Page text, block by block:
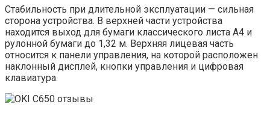
Стабильность при длительной эксплуатации — сильная
сторона устройства. В верхней части устройства
находится выход для бумаги классического листа А4 и
рулонной бумаги до 1,32 м. Верхняя лицевая часть
относится к панели управления, на которой расположен
наклонный дисплей, кнопки управления и цифровая
клавиатура.